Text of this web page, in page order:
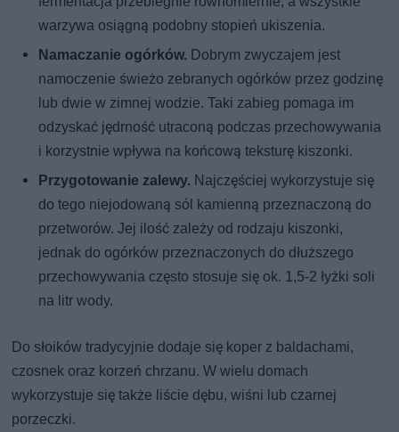
warzywa osiągną podobny stopień ukiszenia.
Namaczanie ogórków. Dobrym zwyczajem jest
namoczenie świeżo zebranych ogórków przez godzinę
lub dwie w zimnej wodzie. Taki zabieg pomaga im
odzyskać jędrność utraconą podczas przechowywania
i korzystnie wpływa na końcową teksturę kiszonki.
Przygotowanie zalewy. Najczęściej wykorzystuje się
do tego niejodowaną sól kamienną przeznaczoną do
przetworów. Jej ilość zależy od rodzaju kiszonki,
jednak do ogórków przeznaczonych do dłuższego
przechowywania często stosuje się ok. 1,5-2 łyżki soli
na litr wody.
Do słoików tradycyjnie dodaje się koper z baldachami,
czosnek oraz korzeń chrzanu. W wielu domach
wykorzystuje się także liście dębu, wiśni lub czarnej
porzeczki.